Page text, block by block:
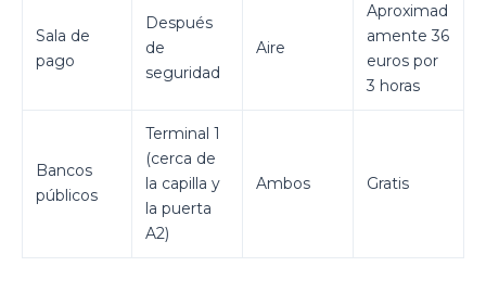
Sala de
pago
Después
de
seguridad
Aire
Aproximad
amente 36
euros por
3 horas
Bancos
públicos
Terminal 1
(cerca de
la capilla y
la puerta
A2)
Ambos Gratis